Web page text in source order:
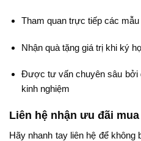
Tham quan trực tiếp các
Nhận quà tặng giá trị khi ký
Được tư vấn chuyên sâu bởi
kinh nghiệm
Liên hệ nhận ưu đãi
Hãy nhanh tay liên hệ để